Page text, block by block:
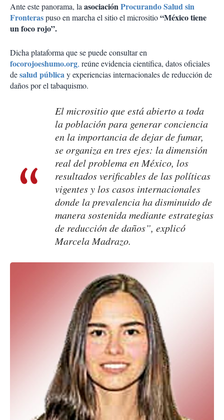
Ante este panorama, laasociaciónProcurando Salud sin
Fronteraspuso en marcha el sitio el micrositio“México tiene
un foco rojo”.
Dicha plataforma que se puede consultar en
focorojoeshumo.org, reúne evidencia científica, datos oficiales
desaludpúblicay experiencias internacionales de reducción de
daños por el tabaquismo.
El micrositio que está abierto a toda
la población para generar conciencia
en la importancia de dejar de fumar,
se organiza en tres ejes: la dimensión
real del problema en México, los
resultados verificables de las políticas
vigentes y los casos internacionales
donde la prevalencia ha disminuido de
manera sostenida mediante estrategias
de reducción de daños”, explicó
Marcela Madrazo.